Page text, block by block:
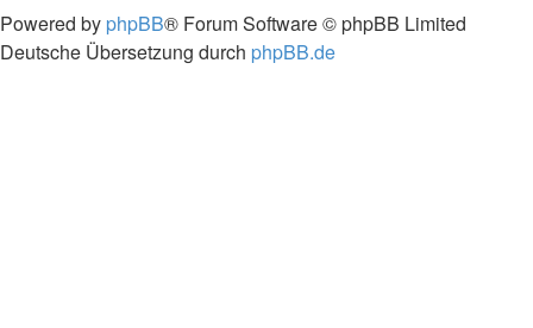
Powered by phpBB® Forum Software © phpBB Limited
Deutsche Übersetzung durch phpBB.de